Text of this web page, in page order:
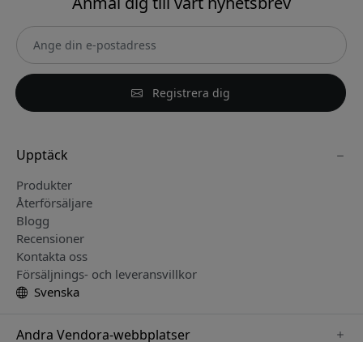
Registrera dig
Upptäck
Produkter
Återförsäljare
Blogg
Recensioner
Kontakta oss
Försäljnings- och leveransvillkor
Svenska
Andra Vendora-webbplatser